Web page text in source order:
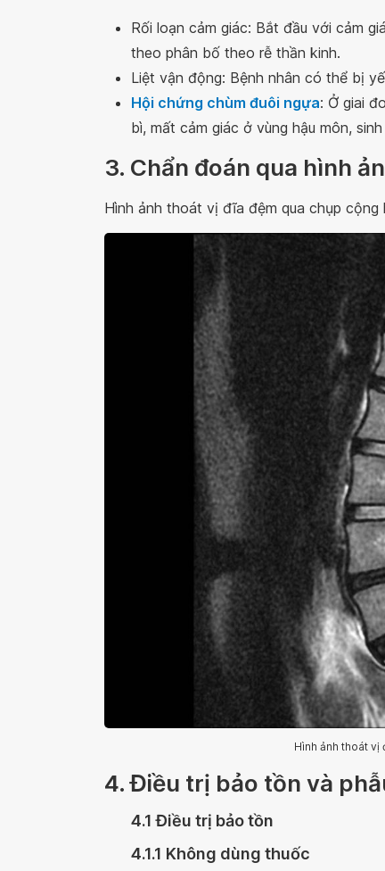
Rối loạn cảm giác: Bắt đầu với cảm
theo phân bố theo rễ thần kinh.
Liệt vận động: Bệnh nhân có thể bị
Hội chứng chùm đuôi ngựa: Ở giai
bì, mất cảm giác ở vùng hậu môn,
3. Chẩn đoán qua hình
Hình ảnh thoát vị đĩa đệm qua chụp cộng
Hình ảnh thoát vị
4. Điều trị bảo tồn và
4.1 Điều trị bảo tồn
4.1.1 Không dùng thuốc